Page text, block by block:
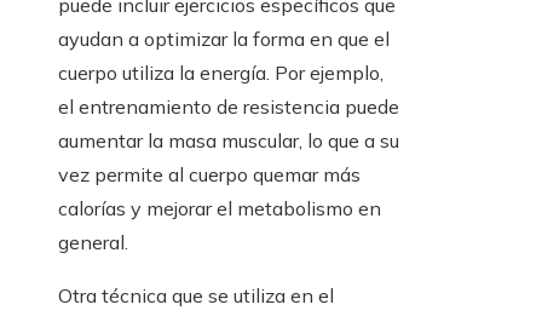
puede incluir ejercicios específicos que
ayudan a optimizar la forma en que el
cuerpo utiliza la energía. Por ejemplo,
el entrenamiento de resistencia puede
aumentar la masa muscular, lo que a su
vez permite al cuerpo quemar más
calorías y mejorar el metabolismo en
general.
Otra técnica que se utiliza en el